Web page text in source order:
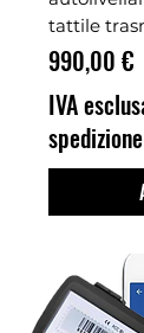
tattile
Prezzo
990,00 €
IVA